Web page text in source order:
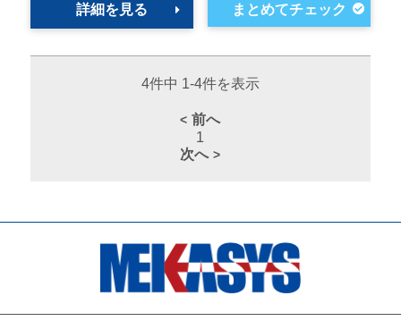
詳細を見る
4件中 1-4件を表示
前へ
1
次へ